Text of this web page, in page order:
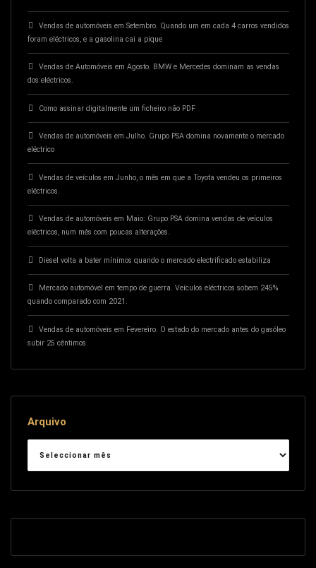
Vendas de automóveis em Setembro. Quando um em cada 4 carros vendidos
foram eléctricos, e a gasolina cai a pique
Vendas de Automóveis em Agosto. BMW e Mercedes dominam as vendas
dos eléctricos.
Como assinar digitalmente um ficheiro não PDF
Vendas de automóveis em Julho. Grupo PSA domina novamente o mercado
eléctrico
Vendas de veículos em Junho, o mês em que a Toyota vendeu os primeiros
eléctricos.
Vendas de automóveis em Maio: Grupo PSA domina vendas de veículos
eléctricos, num mês com poucas alterações.
Diesel volta a bater mínimos quando o mercado electrificado estabiliza
Mercado automóvel em tempo de guerra. Veículos eléctricos sobem 245%
quando comparado com 2021.
Vendas de automóveis em Fevereiro. O estado do mercado antes do gasóleo
subir 25 cêntimos
Arquivo